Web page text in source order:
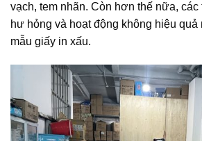
vạch, tem nhãn. Còn hơn thế nữa, các
hư hỏng và hoạt động không hiệu
mẫu giấy in xấu.